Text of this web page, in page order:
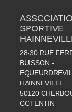
SPORTIVE
28-30 RUE
BUISSON -
HAINNEVILEL
50120
COTENTIN